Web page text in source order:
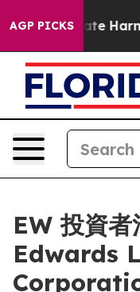
AGP PICKS
to Abate Harms
EW 投資者
Edwards